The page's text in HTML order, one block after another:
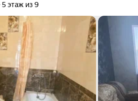
5 этаж из 9